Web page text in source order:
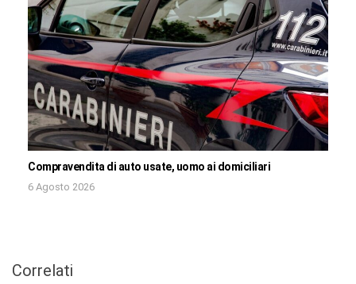
Compravendita di auto usate, uomo ai domiciliari
6 Agosto 2026
Correlati